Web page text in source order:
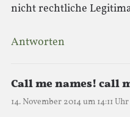
nicht rechtliche
Antworten
Call me names! call
14. November 2014 um 14:11 Uhr